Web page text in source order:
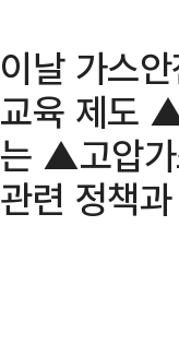
이날 가스
교육 제도
는 ▲고압
관련 정책